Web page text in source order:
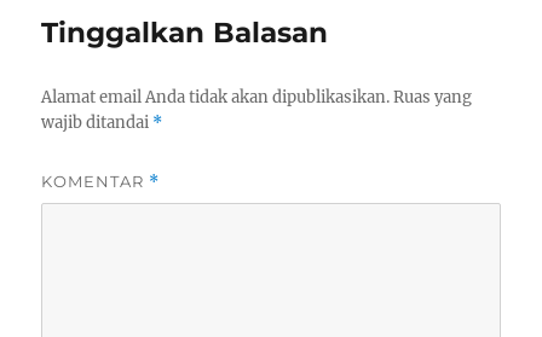
Tinggalkan Balasan
Alamat email Anda tidak akan dipublikasikan. Ruas yang
wajib ditandai *
KOMENTAR *